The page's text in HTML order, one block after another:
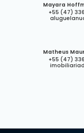
Mayara
+55 (47)
Matheus
+55 (47)